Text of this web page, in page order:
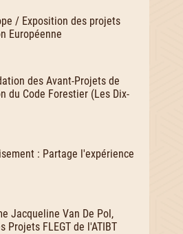
/ Exposition des projets
Européenne
des Avant-Projets de
du Code Forestier (Les Dix-
: Partage l'expérience
Jacqueline Van De Pol,
Projets FLEGT de l'ATIBT